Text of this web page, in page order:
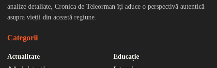
analize detaliate, Cronica de Teleorman îți aduce o perspectivă autentică
asupra vieții din această regiune.
Categorii
Actualitate
Educație